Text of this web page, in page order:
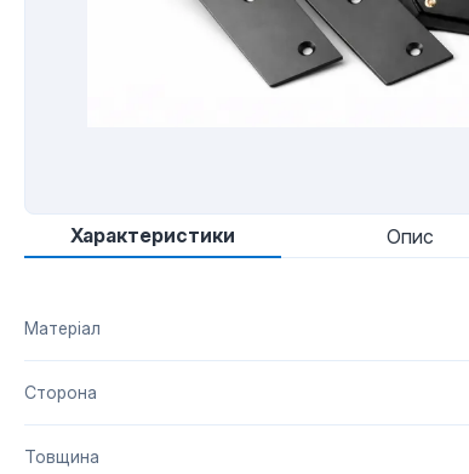
Характеристики Опис
Матеріал
Сторона
Товщина